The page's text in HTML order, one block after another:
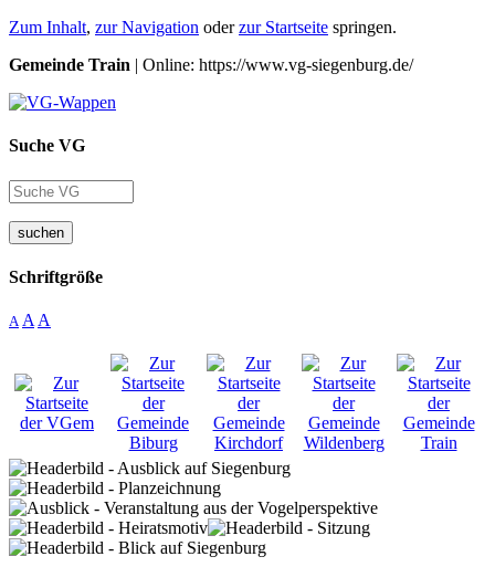
Zum Inhalt, zur Navigation oderzur Startseite springen.
Gemeinde Train | Online: https://www.vg-siegenburg.de/
Suche VG
suchen
Schriftgröße
A A A